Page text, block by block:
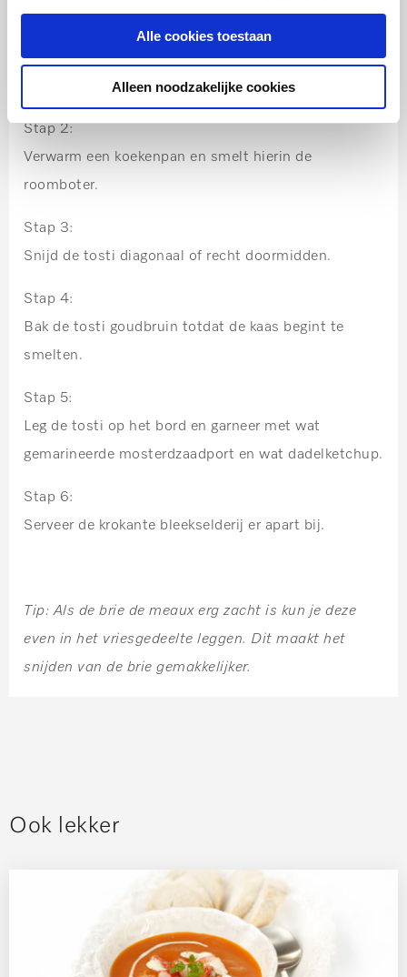
Alle cookies toestaan
Alleen noodzakelijke cookies
Haal de bleekselderij uit het ijswater en laat dit goed
Stap 2:
Verwarm een koekenpan en smelt hierin de
roomboter.
Stap 3:
Snijd de tosti diagonaal of recht doormidden.
Stap 4:
Bak de tosti goudbruin totdat de kaas begint te
smelten.
Stap 5:
Leg de tosti op het bord en garneer met wat
gemarineerde mosterdzaadport en wat dadelketchup.
Stap 6:
Serveer de krokante bleekselderij er apart bij.
Tip: Als de brie de meaux erg zacht is kun je deze
even in het vriesgedeelte leggen. Dit maakt het
snijden van de brie gemakkelijker.
Ook lekker